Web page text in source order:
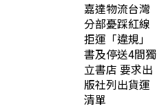
嘉達物流台灣
分部憂踩紅線
拒運「違規」
書及停送4間獨
立書店 要求出
版社列出貨運
清單